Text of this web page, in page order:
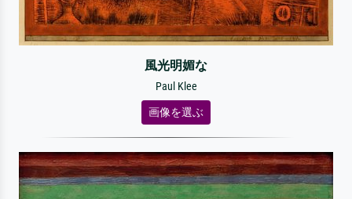
風光明媚な
Paul Klee
画像を選ぶ